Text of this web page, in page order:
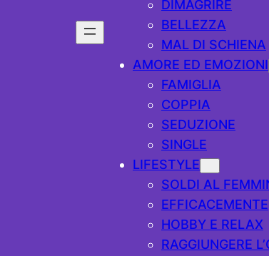
DIMAGRIRE
BELLEZZA
MAL DI SCHIENA
AMORE ED EMOZIONI
FAMIGLIA
COPPIA
SEDUZIONE
SINGLE
LIFESTYLE
SOLDI AL
EFFICACEMENTE
HOBBY E RELAX
RAGGIUNGERE